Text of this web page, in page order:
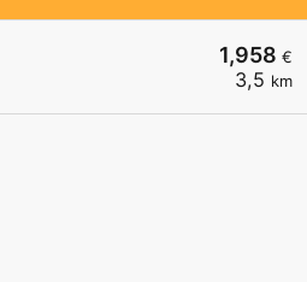
1,958 €
3,5 km